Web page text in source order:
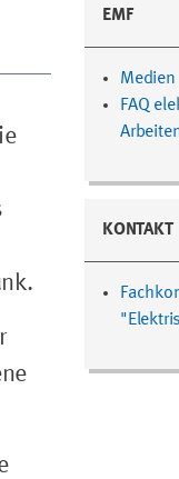
EMF
Medien
FAQ
KONTAKT